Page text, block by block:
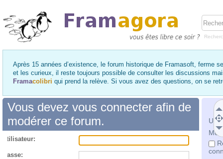
Après 15 années d’existence, le forum historique de Framasoft, ferme
et les curieux, il reste toujours possible de consulter les discussions
Framacolibri qui prend la relève. Si vous avez des questions, on se
Mot
Vous devez vous connecter afin de
modérer ce forum.
passe: